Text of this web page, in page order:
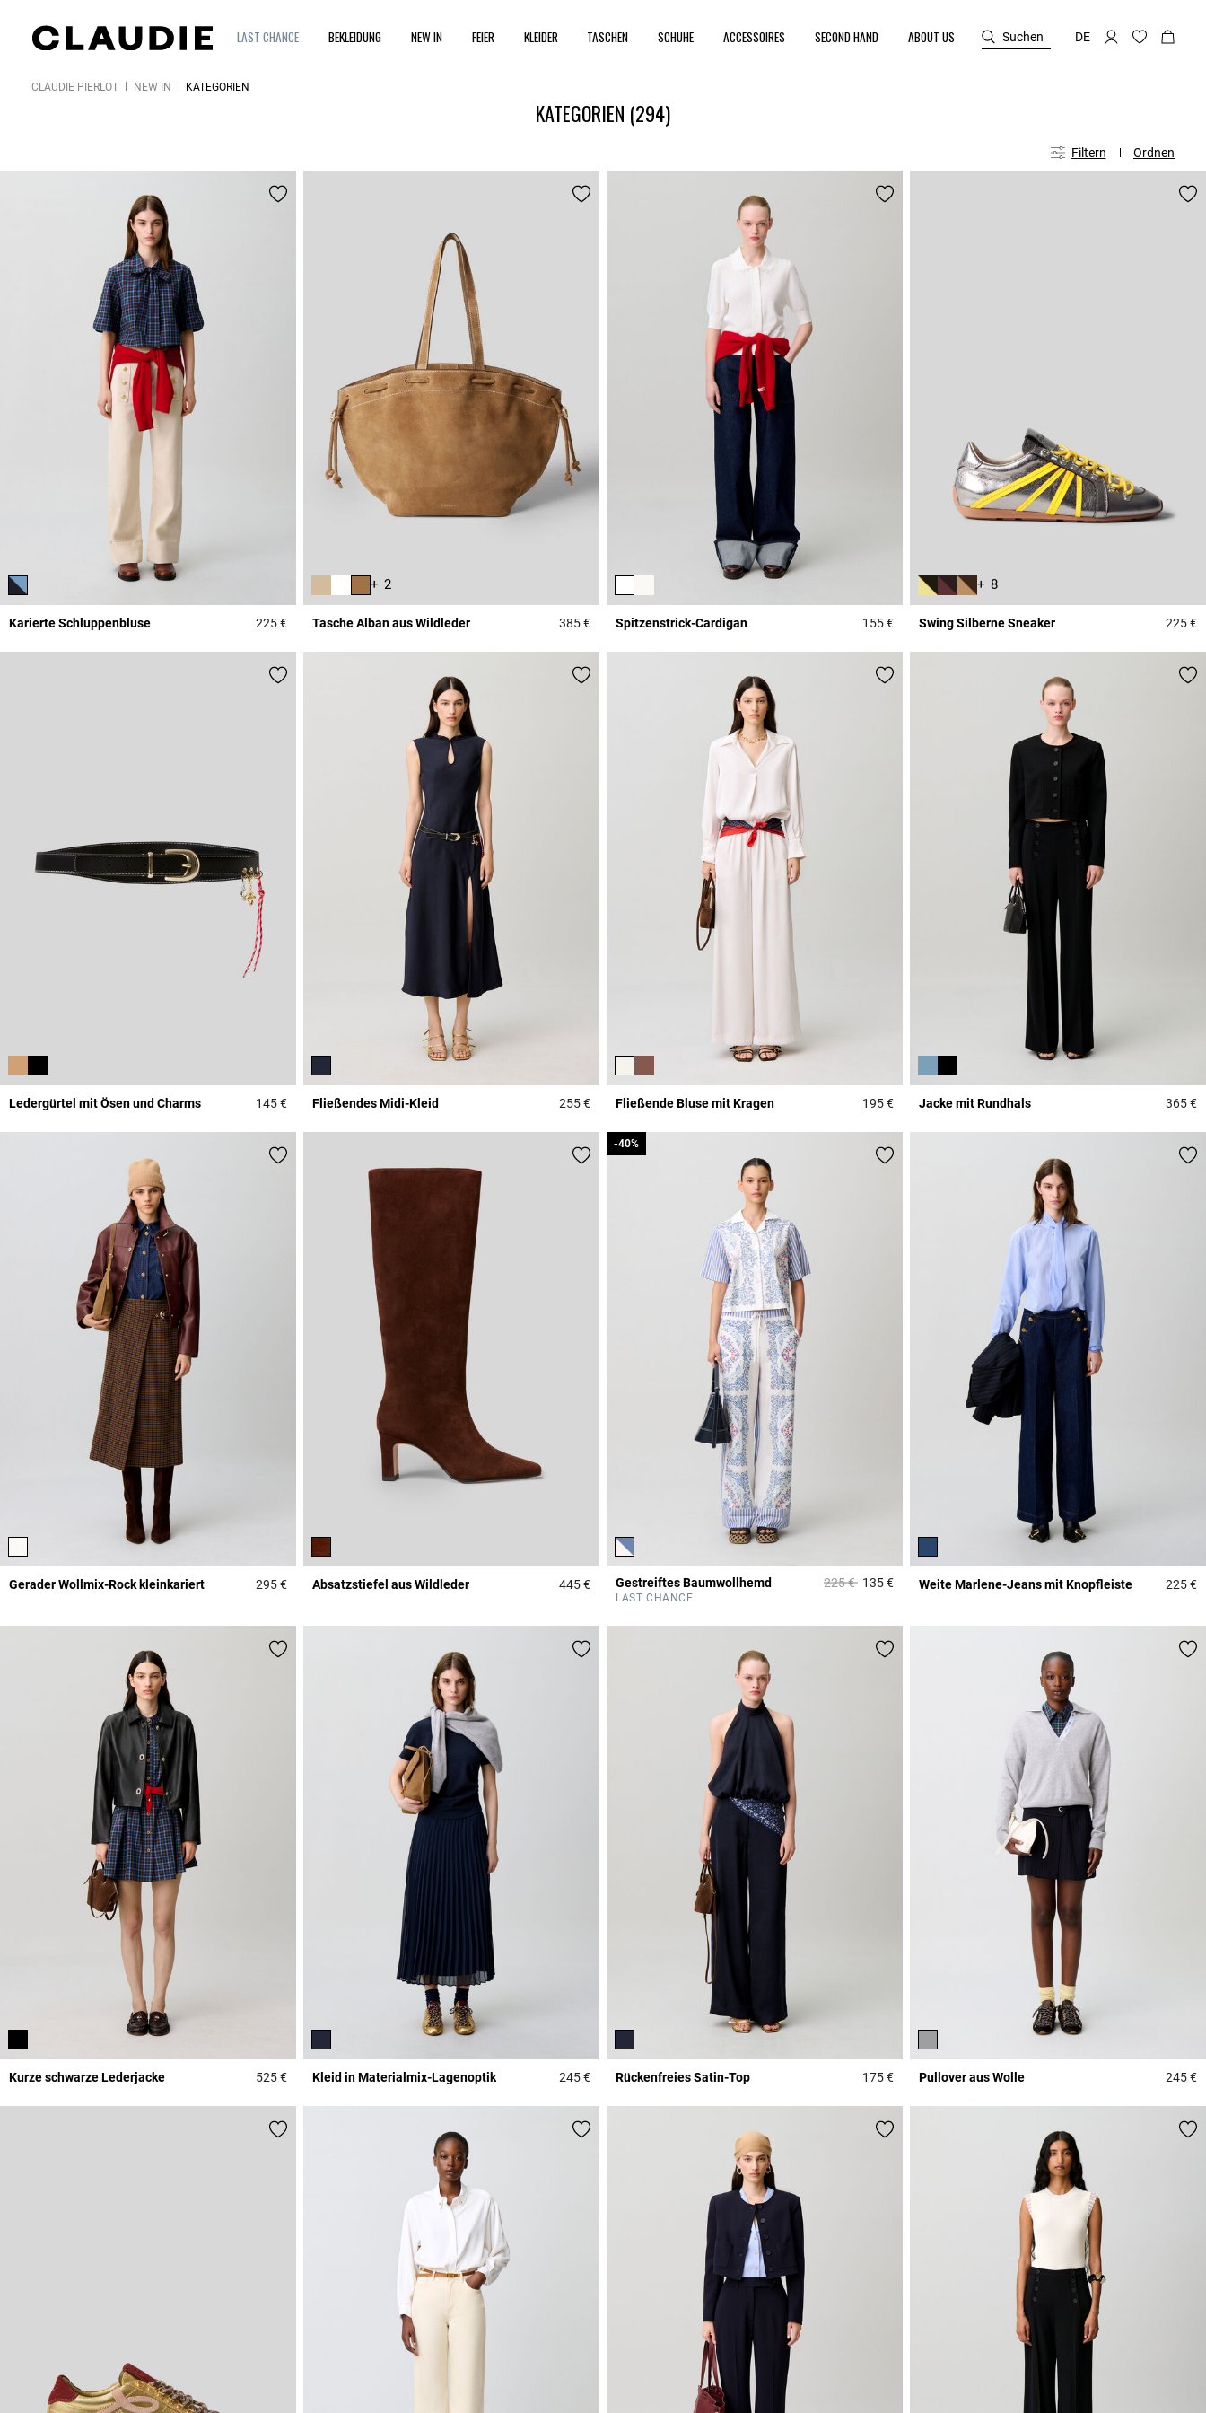
LAST CHANCE BEKLEIDUNG NEW IN FEIER KLEIDER TASCHEN SCHUHE ACCESSOIRES SECOND HAND ABOUT US Suchen DE
CLAUDIE PIERLOT NEW IN KATEGORIEN
KATEGORIEN (294)
Filtern Ordnen
Karierte Schluppenbluse 225 €4,2 out of 5 Customer Rating
+ 2
Tasche Alban aus Wildleder 385 €3,6 out of 5 Customer Rating
Spitzenstrick-Cardigan 155 €4,1 out of 5 Customer Rating
+ 8
Swing Silberne Sneaker 225 €5
Ledergürtel mit Ösen und Charms 145 €5 out of 5 Customer Rating
Fließendes Midi-Kleid 255 €4,7 out of 5 Customer Rating
Fließende Bluse mit Kragen 195 €3,3 out of 5 Customer Rating
Jacke mit Rundhals 365 €
Gerader Wollmix-Rock kleinkariert 295 €5 out of 5 Customer Rating
Absatzstiefel aus Wildleder 445 €4,8 out of 5 Customer Rating
Gestreiftes Baumwollhemd Price reduced from
225 €to
-40%
135 €4,2 out of 5 Customer Rating
LAST CHANCE
-40%
Weite Marlene-Jeans mit Knopfleiste 225 €5
Kurze schwarze Lederjacke 525 €4,3 out of 5 Customer Rating
Kleid in Materialmix-Lagenoptik 245 €5 out of 5 Customer Rating
Rückenfreies Satin-Top 175 €3,3 out of 5 Customer Rating
Pullover aus Wolle 245 €4